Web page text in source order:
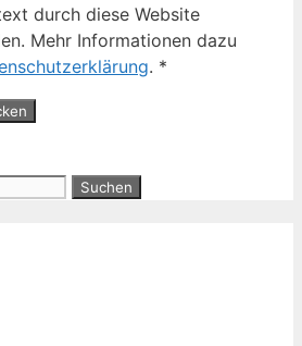
durch diese Website
Mehr Informationen dazu
. *